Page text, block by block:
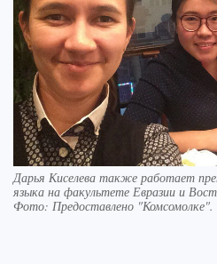
Дарья Киселева также работает
языка на факультете Евразии и
Фото: Предоставлено "Комсомолке".